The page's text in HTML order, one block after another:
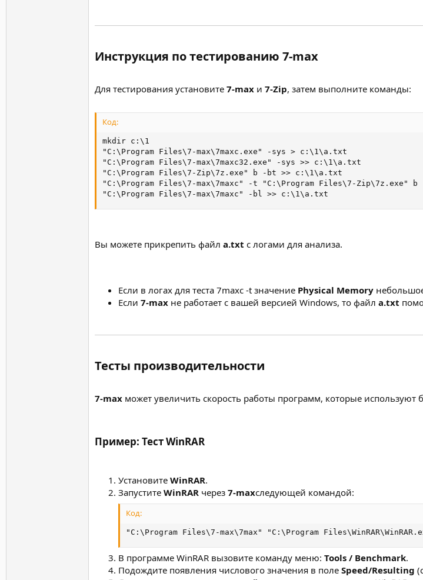
Инструкция по тестированию 7-max​
Для тестирования установите 7-max и 7-Zip, затем выполните команды:
Код:
mkdir c:\1
"C:\Program Files\7-max\7maxc.exe" -sys > c:\1\a.txt
"C:\Program Files\7-max\7maxc32.exe" -sys >> c:\1\a.txt
"C:\Program Files\7-Zip\7z.exe" b -bt >> c:\1\a.txt
"C:\Program Files\7-max\7maxc" -t "C:\Program Files\7-Zip\7z.exe"
"C:\Program Files\7-max\7maxc" -bl >> c:\1\a.txt
Вы можете прикрепить файл a.txt с логами для анализа.
Если в логах для теста 7maxc -t значение Physical Memory
Если 7-max не работает с вашей версией Windows, то файл a.txt
Тесты производительности​
7-max может увеличить скорость работы программ, которые
Пример: Тест WinRAR​
Установите WinRAR.
Запустите WinRAR через 7-maxследующей командой:
Код:
"C:\Program Files\7-max\7max" "C:\Program
В программе WinRAR вызовите команду меню: Tools / Benchmark.
Подождите появления числового значения в поле Speed/Resulting